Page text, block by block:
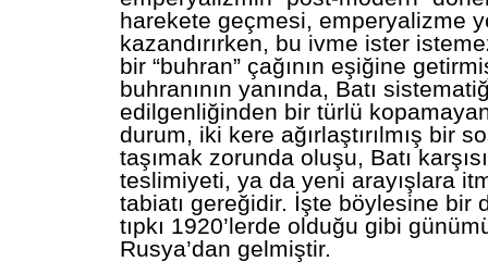
harekete geçmesi, emperyalizme
kazandırırken, bu ivme ister
bir “buhran” çağının eşiğine
buhranının yanında, Batı
edilgenliğinden bir türlü
durum, iki kere ağırlaştırılmış bir
taşımak zorunda oluşu, Batı
teslimiyeti, ya da yeni arayışlara
tabiatı gereğidir. İşte böylesine bir
tıpkı 1920’lerde olduğu gibi
Rusya’dan gelmiştir.